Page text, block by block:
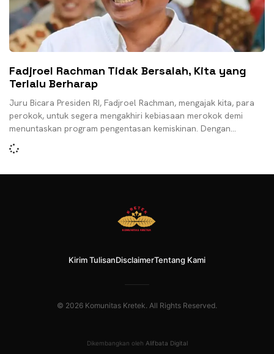
Fadjroel Rachman Tidak Bersalah, Kita yang
Terlalu Berharap
Juru Bicara Presiden RI, Fadjroel Rachman, mengajak kita, para
perokok, untuk segera mengakhiri kebiasaan merokok demi
menuntaskan program pengentasan kemiskinan. Dengan
bermodal tabel Survei Sosial
Kirim TulisanDisclaimerTentang Kami
© 2026 Komunitas Kretek. All Rights Reserved.
Dikembangkan oleh Alifbata Digital